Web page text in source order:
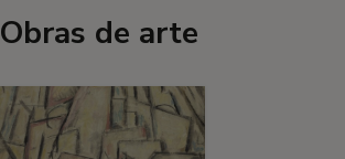
Obras de arte